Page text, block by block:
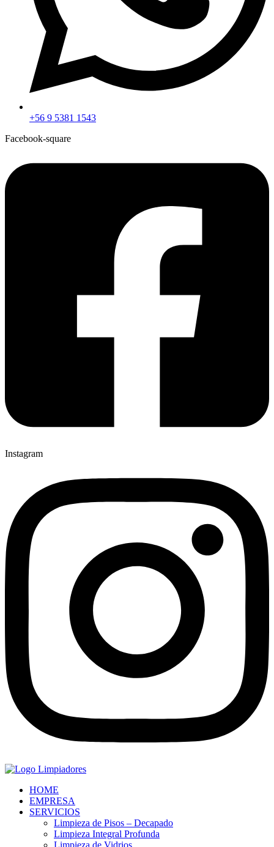
+56 9 5381 1543
Facebook-square
Instagram
HOME
EMPRESA
SERVICIOS
Limpieza de Pisos – Decapado
Limpieza Integral Profunda
Limpieza de Vidrios